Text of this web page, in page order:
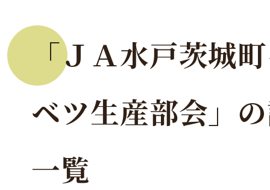
「ＪＡ水戸茨城
ベツ生産部会」
一覧